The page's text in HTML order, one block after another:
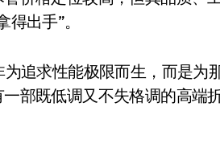
出手”。
求性能极限而生，而是为
部既低调又不失格调的高端